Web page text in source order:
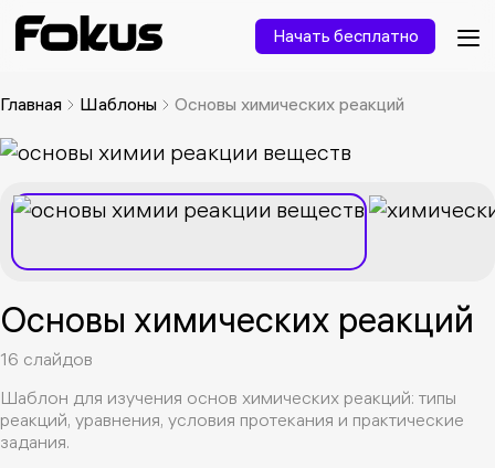
Начать бесплатно
Главная Шаблоны Основы химических реакций
Основы химических реакций
16 слайдов
Шаблон для изучения основ химических реакций: типы
реакций, уравнения, условия протекания и практические
задания.